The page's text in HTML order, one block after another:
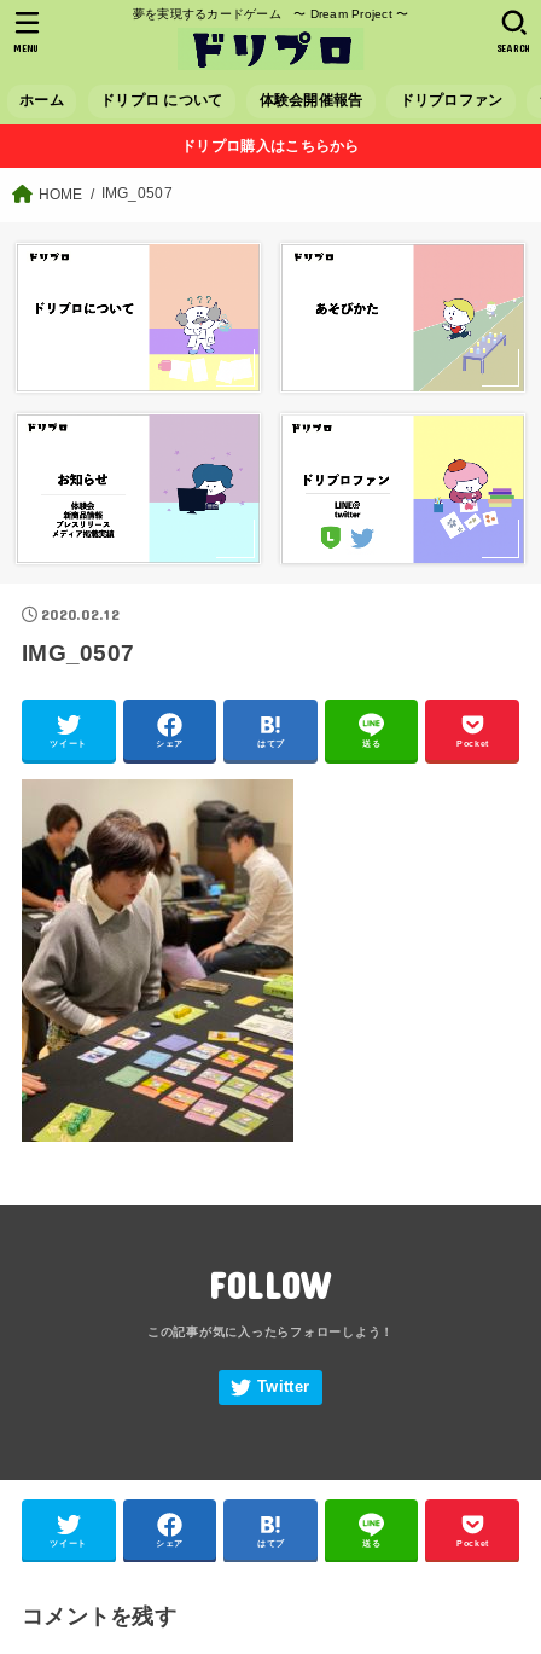
夢を実現するカードゲーム 〜 Dream Project 〜
ホーム ドリプロ について 体験会開催報告 ドリプロファン
SEARCH
MENU
ドリプロ購入はこちらから
HOME IMG_0507
2020.02.12
IMG_0507
ツイート シェア はてブ 送る Pocket
FOLLOW
ツイート シェア はてブ 送る Pocket
コメントを残す